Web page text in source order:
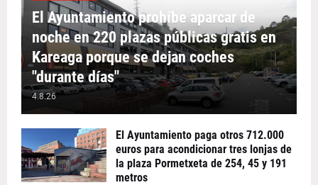
El Ayuntamiento prohíbe aparcar de
noche en 220 plazas públicas gratis en
Kareaga porque se dejan coches
"durante días"
4.8.26
El Ayuntamiento paga otros 712.000
euros para acondicionar tres lonjas de
la plaza Pormetxeta de 254, 45 y 191
metros